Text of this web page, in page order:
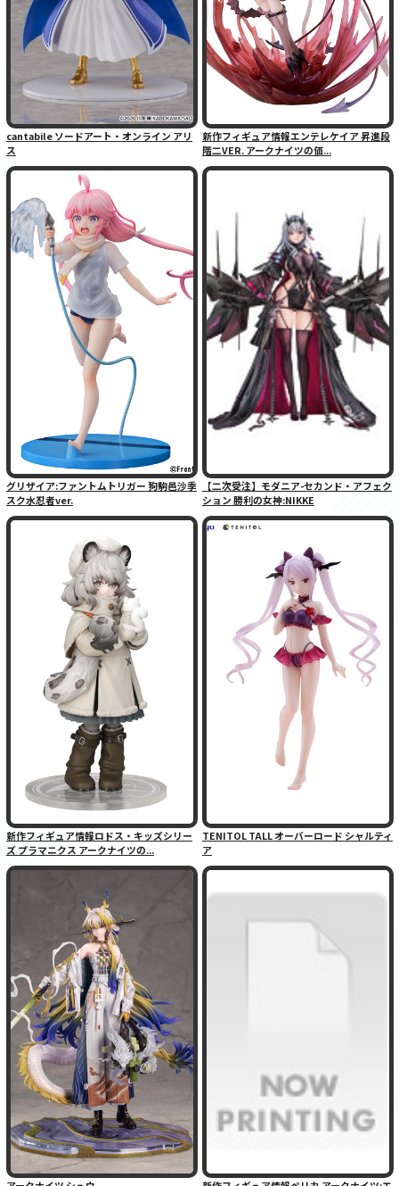
cantabile ソードアート・オンライン アリ
ス
新作フィギュア情報エンテレケイア 昇進段
階二VER. アークナイツの価...
グリザイア:ファントムトリガー 狗駒邑沙季
スク水忍者ver.
【二次受注】モダニア-セカンド・アフェク
ション 勝利の女神:NIKKE
新作フィギュア情報ロドス・キッズシリー
ズ プラマニクス アークナイツの...
TENITOL TALL オーバーロード シャルティ
ア